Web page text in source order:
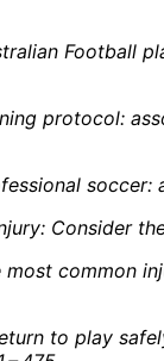
Football
protocol:
Consider the
common
to play